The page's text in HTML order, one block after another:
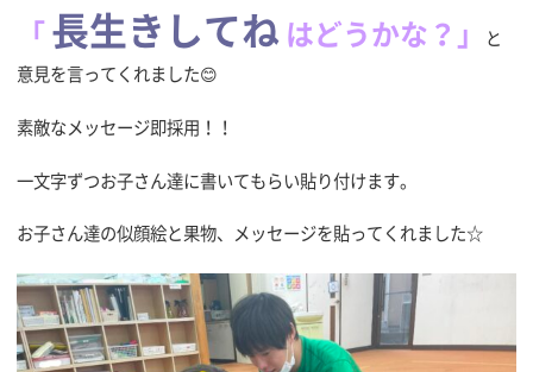
「長生きしてねはどうかな？」
と
意見を言ってくれました😊
素敵なメッセージ即採用！！
一文字ずつお子さん達に書いてもらい貼り付けます。
お子さん達の似顔絵と果物、メッセージを貼ってくれました☆